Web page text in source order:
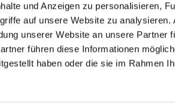
und Anzeigen zu personalisieren,
auf unsere Website zu analysieren.
unserer Website an unsere Partner
führen diese Informationen
haben oder die sie im Rahmen